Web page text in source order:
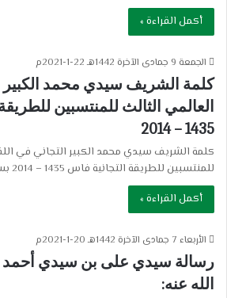
أكمل القراءة »
الجمعة 9 جمادى الآخرة 1442هـ 22-1-2021م
كلمة الشريف سيدي محمد الكبير
العالمي الثالث للمنتسبين
1435 – 2014
كلمة الشريف سيدي محمد الكبير التجاني في
للمنتسبين للطريقة التجانية فاس 1435 – 2014 بسم الله الرحمن…
أكمل القراءة »
الأربعاء 7 جمادى الآخرة 1442هـ 20-1-2021م
رسالة سيدي على بن سيدي
الله عنه: